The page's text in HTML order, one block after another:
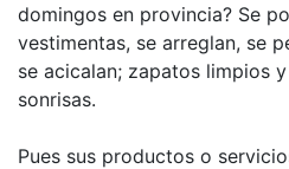
domingos en provincia? Se
vestimentas, se arreglan, se
se acicalan; zapatos limpios
sonrisas.
Pues sus productos o